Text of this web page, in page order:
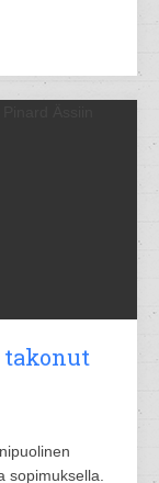
takonut
sopimuksella.